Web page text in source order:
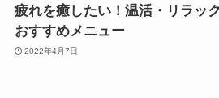
疲れを癒したい！温活・リラッ
おすすめメニュー
2022年4月7日